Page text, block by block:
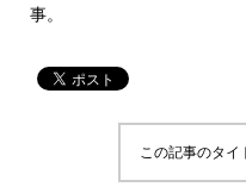
事。
この記事のタイ